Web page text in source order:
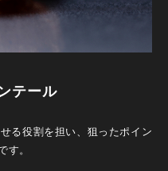
テール
る役割を担い、狙ったポイン
。